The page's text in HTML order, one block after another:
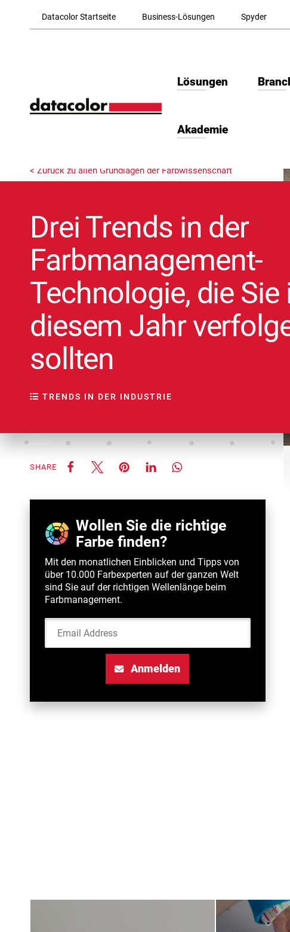
Datacolor Startseite Business-Lösungen Spyder
Lösungen
Akademie
< Zurück zu allen Grundlagen der Farbwissenschaft
Drei Trends in der
Farbmanagement-
Technologie, die Sie
diesem Jahr
sollten
TRENDS IN DER INDUSTRIE
SHARE
Wollen Sie die richtige
Farbe finden?
Mit den monatlichen Einblicken und Tipps von
über 10.000 Farbexperten auf der ganzen Welt
sind Sie auf der richtigen Wellenlänge beim
Farbmanagement.
Email Address
Anmelden